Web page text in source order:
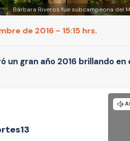
Bárbara Riveros fue subcampeona del
de 2016 - 15:15 hrs.
un gran año 2016 brillando